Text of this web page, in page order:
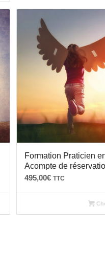
Formation Praticien
Acompte de
495,00€ TTC